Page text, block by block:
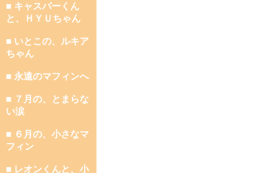
■ キャスパーくん
と、ＨＹＵちゃん
■ いとこの、ルキア
ちゃん
■ 永遠のマフィンへ
■ ７月の、とまらな
い涙
■ ６月の、小さなマ
フィン
■ レオンくんと、小